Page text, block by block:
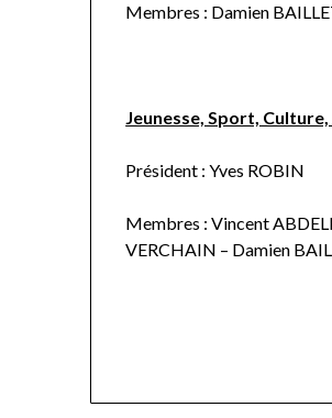
Membres : Damien
Jeunesse, Sport,
Président : Yves ROBIN
Membres : Vincent
VERCHAIN – Damien